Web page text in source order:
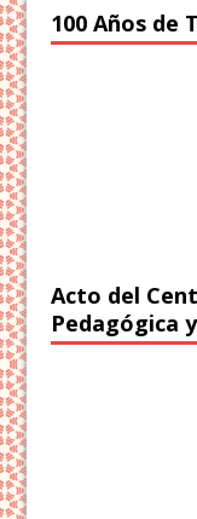
100 Años de
Acto del
Pedagógica